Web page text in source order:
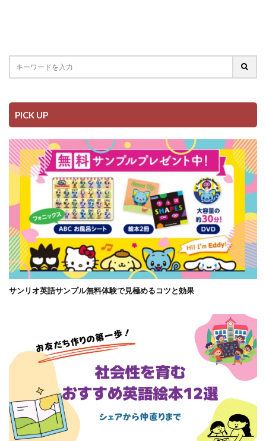
PICK UP
サンリオ英語サンプル無料体験で見極めるコツと効果